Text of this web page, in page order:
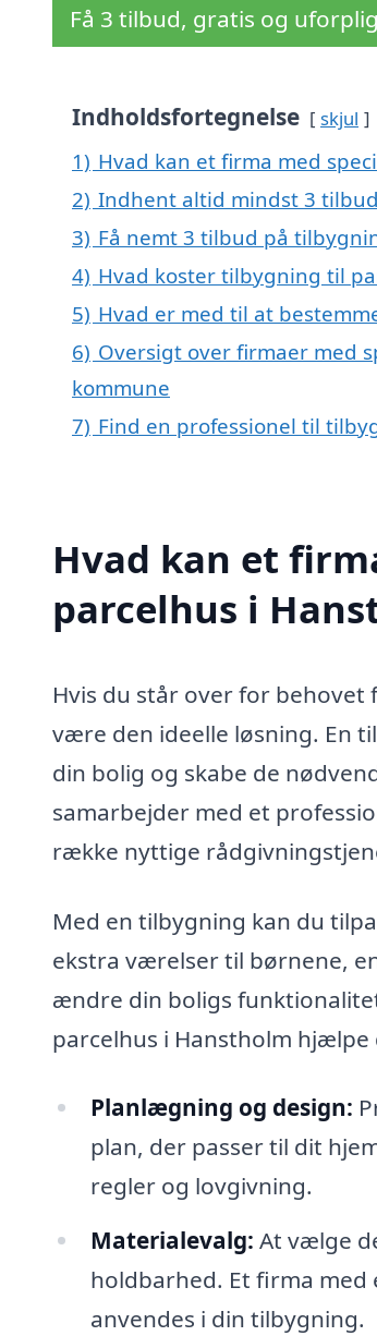
Få 3 tilbud, gratis og
Indholdsfortegnelse skjul
1) Hvad kan et firma med
2) Indhent altid mindst 3
3) Få nemt 3 tilbud på
4) Hvad koster tilbygning til
5) Hvad er med til at
6) Oversigt over firmaer med
kommune
7) Find en professionel til
Hvad kan et
parcelhus i
Hvis du står over for
være den ideelle løsning. En
din bolig og skabe de
samarbejder med et
række nyttige
Med en tilbygning kan du
ekstra værelser til børnene,
ændre din boligs
parcelhus i Hanstholm hjælpe
Planlægning og design:
plan, der passer til dit
regler og lovgivning.
Materialevalg: At vælge
holdbarhed. Et firma med
anvendes i din tilbygning.